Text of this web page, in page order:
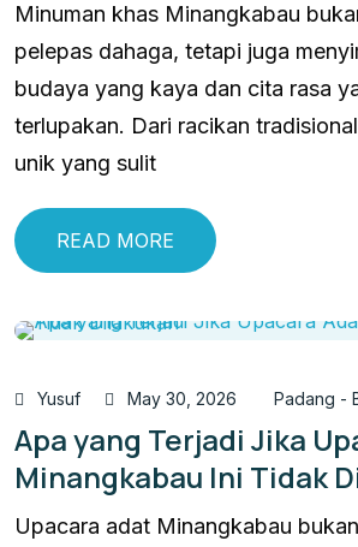
Minuman khas Minangkabau
pelepas dahaga, tetapi juga
budaya yang kaya dan cita rasa
terlupakan. Dari racikan
unik yang sulit
READ MORE
Yusuf May 30, 2026 Padang -
Apa yang Terjadi Jika
Minangkabau Ini Tidak
Upacara adat Minangkabau